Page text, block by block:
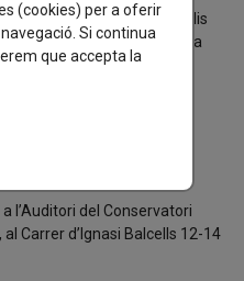
(cookies) per a oferir
Si continua
que accepta la
l’essència del cor inCORdis
es presentarà amb una
de la Banda
formacions musicals
comparteixen, amplien i
social.
l’Auditori del Conservatori
Carrer d’Ignasi Balcells 12-14